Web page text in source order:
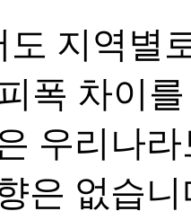
지역별
폭 차이
우리나
은 없습